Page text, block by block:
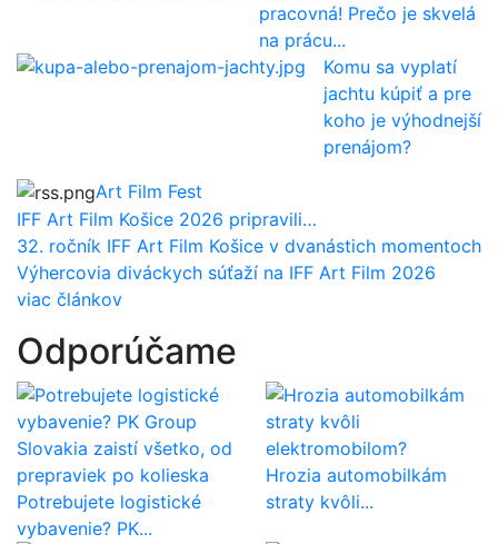
pracovná! Prečo je skvelá
na prácu...
Komu sa vyplatí
jachtu kúpiť a pre
koho je výhodnejší
prenájom?
Art Film Fest
IFF Art Film Košice 2026 pripravili…
32. ročník IFF Art Film Košice v dvanástich momentoch
Výhercovia diváckych súťaží na IFF Art Film 2026
viac článkov
Odporúčame
Potrebujete logistické
vybavenie? PK...
Hrozia automobilkám
straty kvôli...